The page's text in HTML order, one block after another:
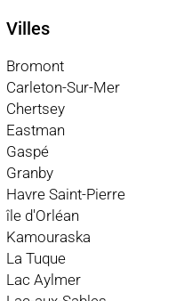
Villes
Bromont
Carleton-Sur-Mer
Chertsey
Eastman
Gaspé
Granby
Havre Saint-Pierre
île d'Orléan
Kamouraska
La Tuque
Lac Aylmer